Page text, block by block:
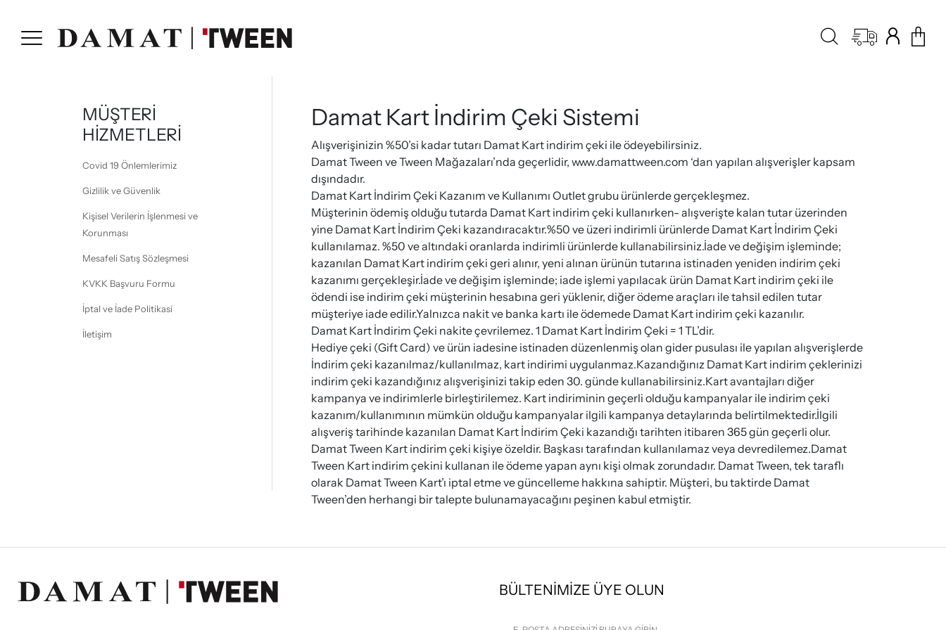
MÜŞTERİ
HİZMETLERİ
Covid 19 Önlemlerimiz
Gizlilik ve Güvenlik
Kişisel Verilerin İşlenmesi ve
Korunması
Mesafeli Satış Sözleşmesi
KVKK Başvuru Formu
İptal ve İade Politikasi
İletişim
Damat Kart İndirim Çeki Sistemi
Alışverişinizin %50’si kadar tutarı Damat Kart indirim çeki ile ödeyebilirsiniz.
Damat Tween ve Tween Mağazaları’nda geçerlidir, www.damattween.com ‘dan yapılan alışverişler kapsam
dışındadır.
Damat Kart İndirim Çeki Kazanım ve Kullanımı Outlet grubu ürünlerde gerçekleşmez.
Müşterinin ödemiş olduğu tutarda Damat Kart indirim çeki kullanırken- alışverişte kalan tutar üzerinden
yine Damat Kart İndirim Çeki kazandıracaktır.%50 ve üzeri indirimli ürünlerde Damat Kart İndirim Çeki
kullanılamaz. %50 ve altındaki oranlarda indirimli ürünlerde kullanabilirsiniz.İade ve değişim işleminde;
kazanılan Damat Kart indirim çeki geri alınır, yeni alınan ürünün tutarına istinaden yeniden indirim çeki
kazanımı gerçekleşir.İade ve değişim işleminde; iade işlemi yapılacak ürün Damat Kart indirim çeki ile
ödendi ise indirim çeki müşterinin hesabına geri yüklenir, diğer ödeme araçları ile tahsil edilen tutar
müşteriye iade edilir.Yalnızca nakit ve banka kartı ile ödemede Damat Kart indirim çeki kazanılır.
Damat Kart İndirim Çeki nakite çevrilemez. 1 Damat Kart İndirim Çeki = 1 TL’dir.
Hediye çeki (Gift Card) ve ürün iadesine istinaden düzenlenmiş olan gider pusulası ile yapılan alışverişlerde
İndirim çeki kazanılmaz/kullanılmaz, kart indirimi uygulanmaz.Kazandığınız Damat Kart indirim çeklerinizi
indirim çeki kazandığınız alışverişinizi takip eden 30. günde kullanabilirsiniz.Kart avantajları diğer
kampanya ve indirimlerle birleştirilemez. Kart indiriminin geçerli olduğu kampanyalar ile indirim çeki
kazanım/kullanımının mümkün olduğu kampanyalar ilgili kampanya detaylarında belirtilmektedir.İlgili
alışveriş tarihinde kazanılan Damat Kart İndirim Çeki kazandığı tarihten itibaren 365 gün geçerli olur.
Damat Tween Kart indirim çeki kişiye özeldir. Başkası tarafından kullanılamaz veya devredilemez.Damat
Tween Kart indirim çekini kullanan ile ödeme yapan aynı kişi olmak zorundadır. Damat Tween, tek taraflı
olarak Damat Tween Kart’ı iptal etme ve güncelleme hakkına sahiptir. Müşteri, bu taktirde Damat
Tween’den herhangi bir talepte bulunamayacağını peşinen kabul etmiştir.
BÜLTENİMİZE ÜYE OLUN